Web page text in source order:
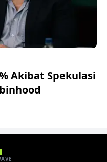
Akibat Spekulasi